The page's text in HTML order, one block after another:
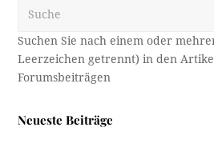
Neueste Beiträge